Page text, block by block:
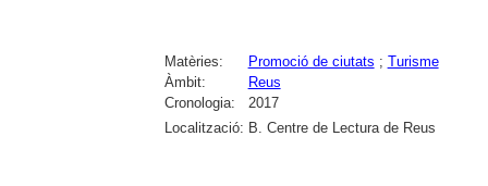
Matèries: Promoció de ciutats ; Turisme
Àmbit:
Reus
Cronologia:
2017
Localització: B. Centre de Lectura de Reus